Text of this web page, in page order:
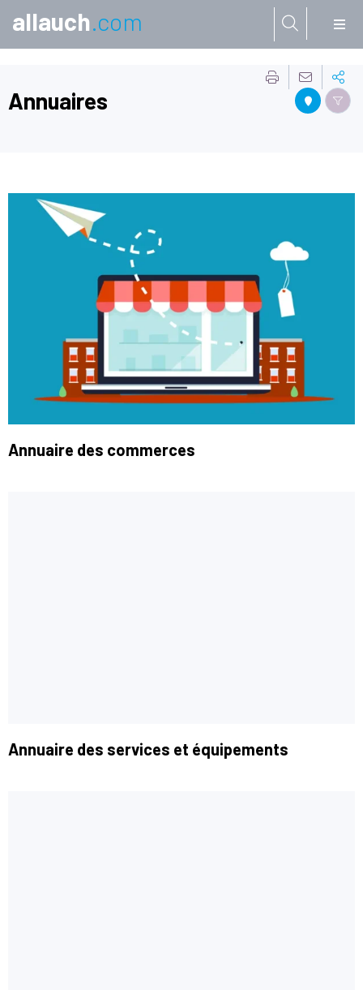
allauch.com
Annuaires
Annuaire des commerces
Annuaire des services et équipements